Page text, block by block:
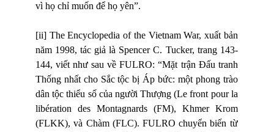
vì họ chỉ muốn để họ yên”.
[ii] The Encyclopedia of the Vietnam War, xuất bản
năm 1998, tác giả là Spencer C. Tucker, trang 143-
144, viết như sau về FULRO: “Mặt trận Đấu tranh
Thống nhất cho Sắc tộc bị Áp bức: một phong trào
dân tộc thiểu số của người Thượng (Le front pour la
libération des Montagnards (FM), Khmer Krom
(FLKK), và Chàm (FLC). FULRO chuyển biến từ